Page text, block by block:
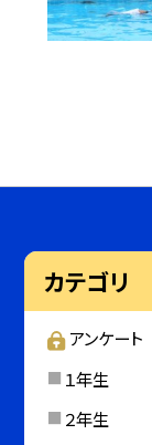
カテゴリ
アンケート
１年生
２年生